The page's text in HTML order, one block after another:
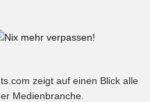
zeigt auf einen Blick alle
Medienbranche.